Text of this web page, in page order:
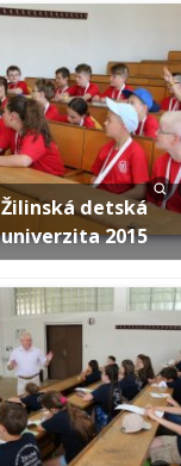
Žilinská detská
univerzita 2015